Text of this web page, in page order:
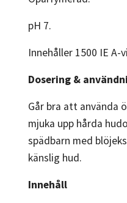
pH 7.
Innehåller 1500 IE A-
Dosering &
Går bra att använda
mjuka upp hårda
spädbarn med
känslig hud.
Innehåll